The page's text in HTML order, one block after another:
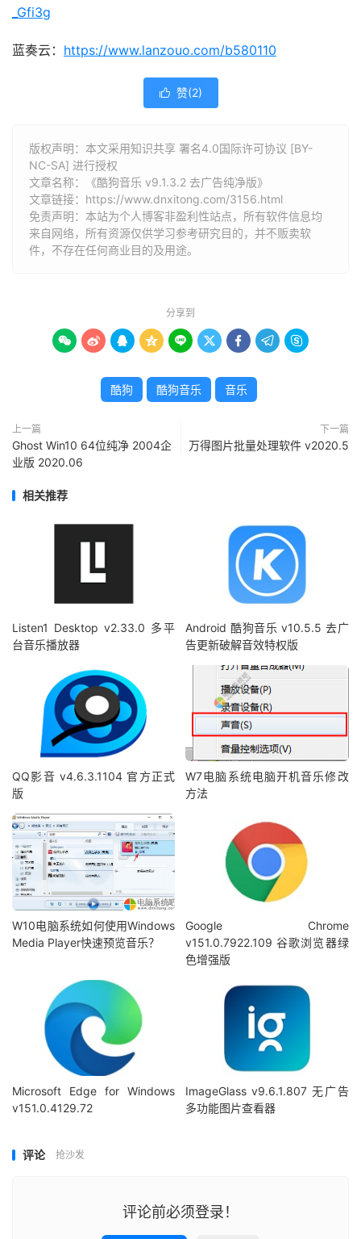
_Gfi3g
蓝奏云： https://www.lanzouo.com/b580110
 赞(2)
版权声明：本文采用知识共享 署名4.0国际许可协议 [BY-
NC-SA] 进行授权
文章名称：《酷狗音乐 v9.1.3.2 去广告纯净版》
文章链接： https://www.dnxitong.com/3156.html
免责声明：本站为个人博客非盈利性站点，所有软件信息均
来自网络，所有资源仅供学习参考研究目的，并不贩卖软
件，不存在任何商业目的及用途。
分享到
        
酷狗 酷狗音乐 音乐
上一篇
Ghost Win10 64位纯净 2004企
业版 2020.06
下一篇
万得图片批量处理软件 v2020.5
相关推荐
Listen1 Desktop v2.33.0 多平
台音乐播放器
Android 酷狗音乐 v10.5.5 去广
告更新破解音效特权版
QQ影音 v4.6.3.1104 官方正式
版
W7电脑系统电脑开机音乐修改
方法
W10电脑系统如何使用Windows
Media Player快速预览音乐？
Google Chrome
v151.0.7922.109 谷歌浏览器绿
色增强版
Microsoft Edge for Windows
v151.0.4129.72
ImageGlass v9.6.1.807 无广告
多功能图片查看器
评论 抢沙发
评论前必须登录！